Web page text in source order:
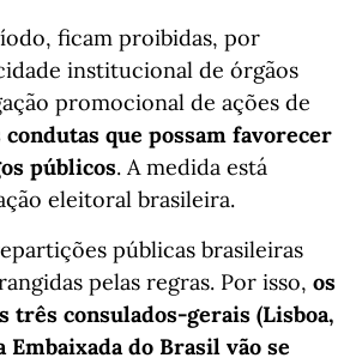
ficam proibidas, por
institucional de órgãos
promocional de ações de
que possam favorecer
públicos. A medida está
eleitoral brasileira.
públicas brasileiras
pelas regras. Por isso, os
três consulados-gerais (Lisboa,
Embaixada do Brasil vão se